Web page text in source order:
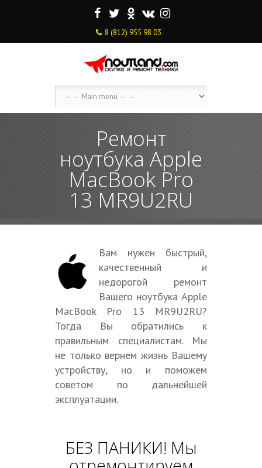
F T O V I
8 (812) 955 98 03
Ремонт
ноутбука Apple
MacBook Pro
13 MR9U2RU
Вам нужен быстрый,
качественный и
недорогой ремонт
Вашего ноутбука Apple
MacBook Pro 13 MR9U2RU?
Тогда Вы обратились к
правильным специалистам. Мы
не только вернем жизнь Вашему
устройству, но и поможем
советом по дальнейшей
эксплуатации.
БЕЗ ПАНИКИ! Мы